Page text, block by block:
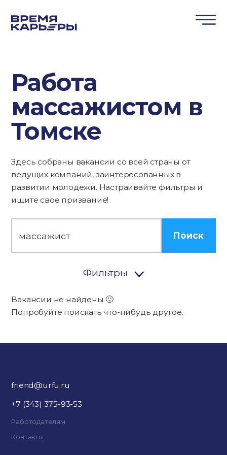
Работа
массажистом в
Томске
Здесь собраны вакансии со всей страны от
ведущих компаний, заинтересованных в
развитии молодежи. Настраивайте фильтры и
ищите свое призвание!
Поиск
Фильтры
Вакансии не найдены 🙁
Попробуйте поискать что-нибудь другое.
friend@urfu.ru
+7 (343) 375-93-53
Работодателям
Контакты